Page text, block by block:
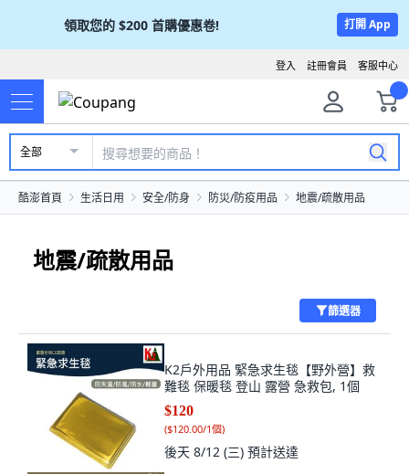
領取您的 $200 首購優惠卷! 打開 App
客服中心
註冊會員
登入
全部
酷澎首頁 生活日用 安全/防身 防災/防疫用品 地震/疏散用品
地震/疏散用品
篩選器
K2戶外用品 緊急求生毯【野外營】救
難毯 保暖毯 登山 露營 急救包, 1個
$120
($120.00/1個)
後天 8/12 (三) 預計送達